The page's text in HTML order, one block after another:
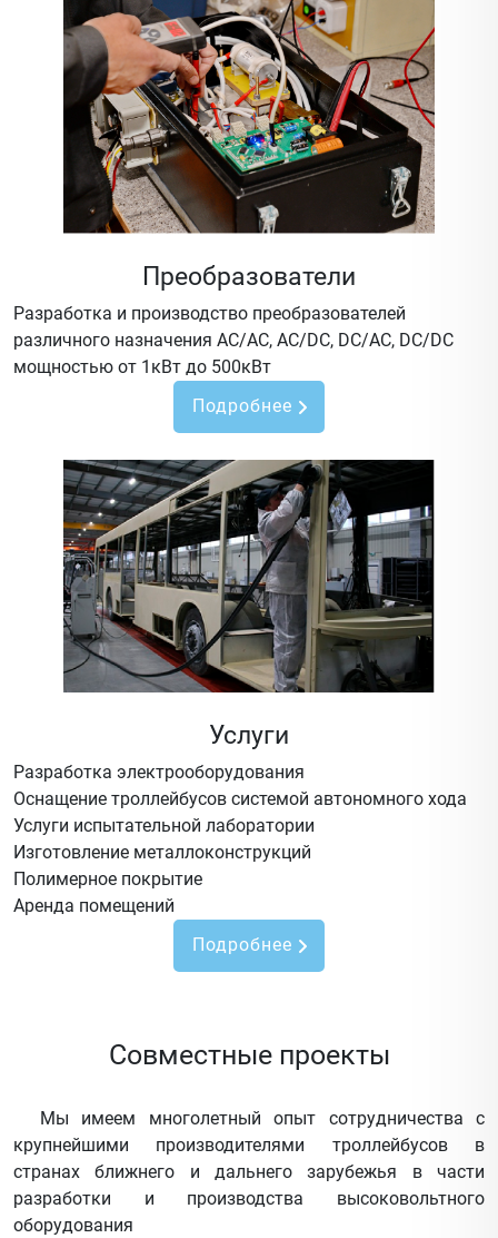
Преобразователи
Разработка и производство преобразователей
различного назначения AC/AC, AC/DC, DC/AC, DC/DC
мощностью от 1кВт до 500кВт
Подробнее
Услуги
Разработка электрооборудования
Оснащение троллейбусов системой автономного хода
Услуги испытательной лаборатории
Изготовление металлоконструкций
Полимерное покрытие
Аренда помещений
Подробнее
Совместные проекты
Мы имеем многолетный опыт сотрудничества с
крупнейшими производителями троллейбусов в
странах ближнего и дальнего зарубежья в части
разработки и производства высоковольтного
оборудования